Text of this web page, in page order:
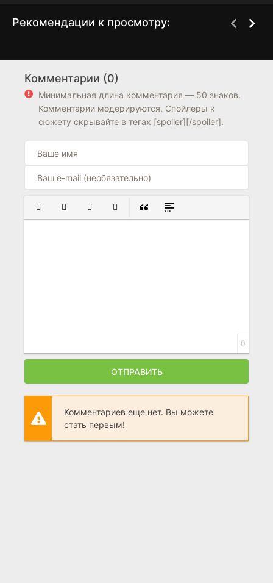
Рекомендации к просмотру:
Комментарии (0)
Минимальная длина комментария — 50 знаков.
Комментарии модерируются. Спойлеры к
сюжету скрывайте в тегах [spoiler][/spoiler].
ПОЛУЖИРНЫЙ
КУРСИВПОДЧЕРКНУТЫЙ
ЗАЧЕРКНУТЫЙ
ВСТАВКА ЦИТАТЫ
ВСТАВКА СПОЙЛЕРА
0
ОТПРАВИТЬ
Комментариев еще нет. Вы можете
стать первым!